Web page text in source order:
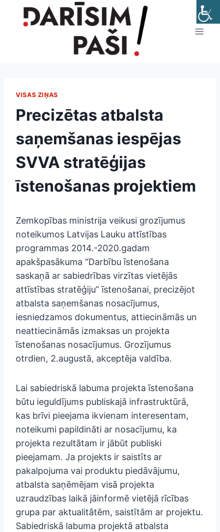
VISAS ZIŅAS
Precizētas atbalsta
saņemšanas iespējas
SVVA stratēģijas
īstenošanas projektiem
Zemkopības ministrija veikusi grozījumus
noteikumos Latvijas Lauku attīstības
programmas 2014.-2020.gadam
apakšpasākuma “Darbību īstenošana
saskaņā ar sabiedrības virzītas vietējās
attīstības stratēģiju” īstenošanai, precizējot
atbalsta saņemšanas nosacījumus,
iesniedzamos dokumentus, attiecināmās un
neattiecināmās izmaksas un projekta
īstenošanas nosacījumus. Grozījumus
otrdien, 2.augustā, akceptēja valdība.
Lai sabiedriskā labuma projekta īstenošana
būtu ieguldījums publiskajā infrastruktūrā,
kas brīvi pieejama ikvienam interesentam,
noteikumi papildināti ar nosacījumu, ka
projekta rezultātam ir jābūt publiski
pieejamam. Ja projekts ir saistīts ar
pakalpojuma vai produktu piedāvājumu,
atbalsta saņēmējam visā projekta
uzraudzības laikā jāinformē vietējā rīcības
grupa par aktualitātēm, saistītām ar projektu.
Sabiedriskā labuma projektā atbalsta